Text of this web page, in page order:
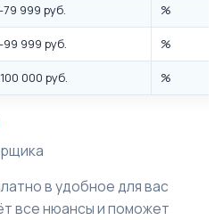
999 руб. %
999 руб. %
000 руб. %
в удобное для вас
все нюансы и поможет